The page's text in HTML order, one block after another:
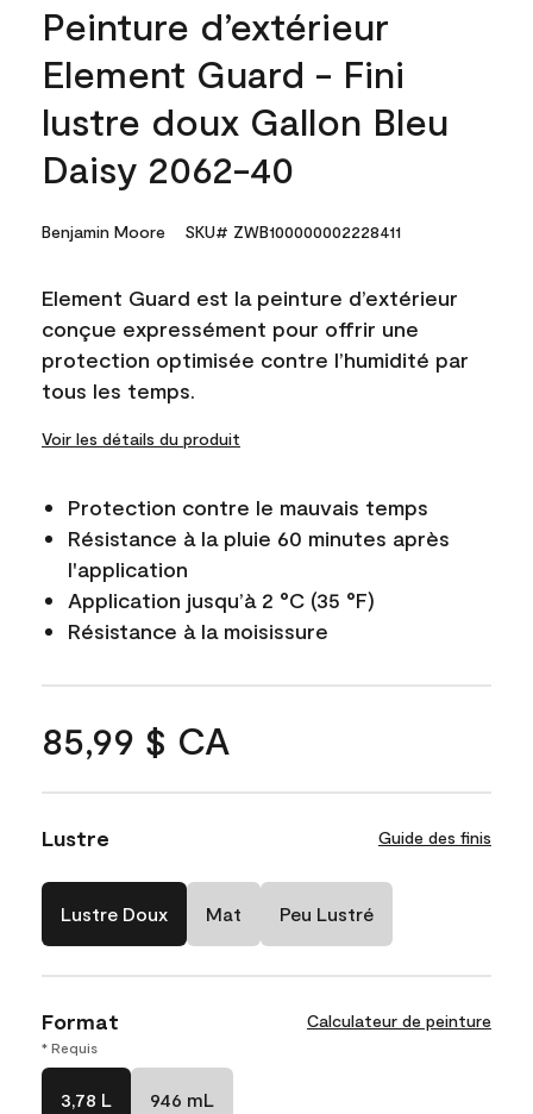
Peinture d’extérieur
Element Guard - Fini
lustre doux Gallon Bleu
Daisy 2062-40
Benjamin Moore SKU# ZWB100000002228411
Element Guard est la peinture d’extérieur
conçue expressément pour offrir une
protection optimisée contre l’humidité par
tous les temps.
Voir les détails du produit
Protection contre le mauvais temps
Résistance à la pluie 60 minutes après
l'application
Application jusqu’à 2 °C (35 °F)
Résistance à la moisissure
85,99 $ CA
Lustre Guide des finis
Lustre Doux Mat Peu Lustré
Format Calculateur de peinture
* Requis
3,78 L 946 mL